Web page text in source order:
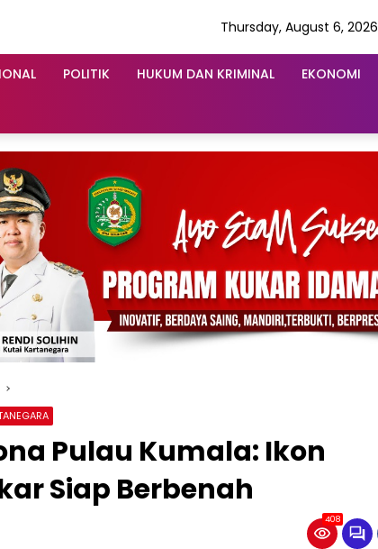
Thursday, August 6, 2026
POLITIK HUKUM DAN KRIMINAL EKONOMI
Pulau Kumala: Ikon
Siap Berbenah
408